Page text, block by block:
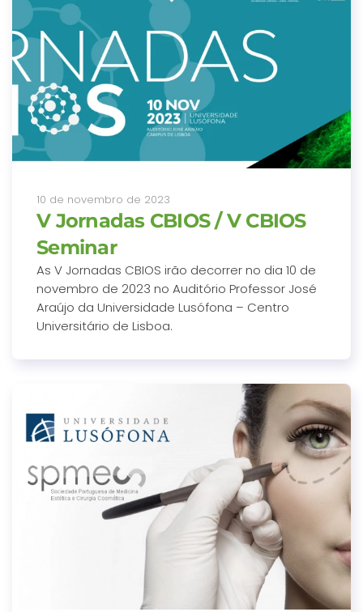
10 de novembro de 2023
V Jornadas CBIOS / V CBIOS
Seminar
As V Jornadas CBIOS irão decorrer no dia 10 de
novembro de 2023 no Auditório Professor José
Araújo da Universidade Lusófona – Centro
Universitário de Lisboa.